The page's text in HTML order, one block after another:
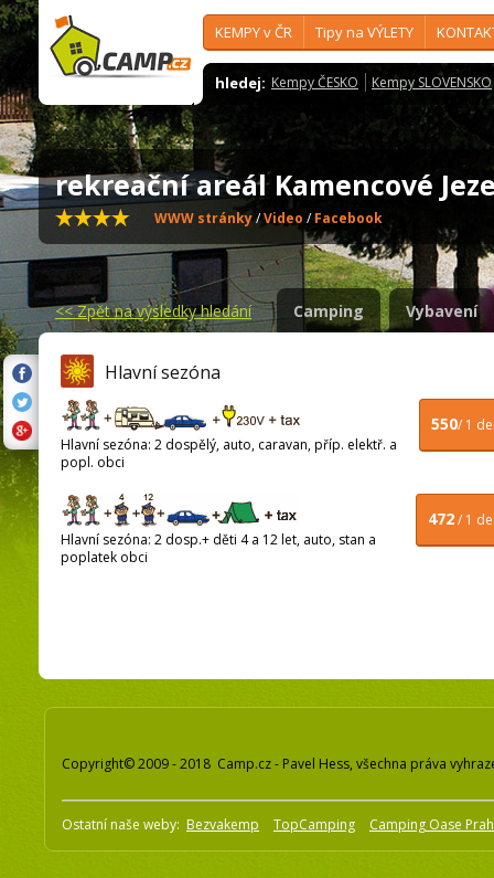
KEMPY v ČR Tipy na VÝLETY
hledej: Kempy ČESKO Kempy SLOVENSKO
rekreační areál Kamencové
WWW stránky/Video /Facebook
<<Zpět na výsledky hledání Camping Vybavení
Hlavní sezóna
550/ 1
Hlavní sezóna: 2 dospělý, auto, caravan, příp. elektř. a
popl. obci
472/ 1
Hlavní sezóna: 2 dosp.+ děti 4 a 12 let, auto, stan a
poplatek obci
Copyright© 2009 - 2018 Camp.cz - Pavel Hess, všechna práva
Ostatní naše weby: Bezvakemp TopCamping Camping Oase